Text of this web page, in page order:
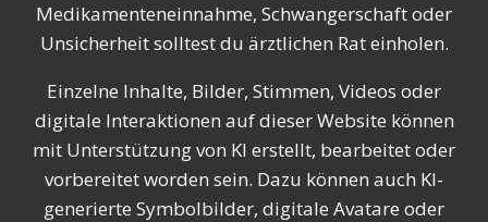
Medikamenteneinnahme, Schwangerschaft oder
Unsicherheit solltest du ärztlichen Rat einholen.
Einzelne Inhalte, Bilder, Stimmen, Videos oder
digitale Interaktionen auf dieser Website können
mit Unterstützung von KI erstellt, bearbeitet oder
vorbereitet worden sein. Dazu können auch KI-
generierte Symbolbilder, digitale Avatare oder